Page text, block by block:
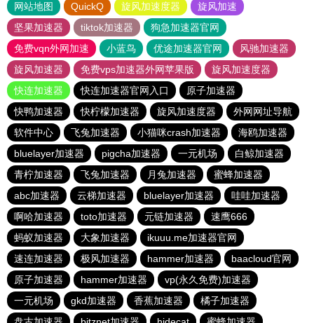
网站地图 QuickQ 旋风加速度器
旋风加速
坚果加速器
tiktok加速器
狗急加速器官网
免费vqn外网加速
小蓝鸟 优途加速器官网
风驰加速器
旋风加速器
免费vps加速器外网苹果版
旋风加速度器
快连加速器
快连加速器官网入口
原子加速器
快鸭加速器
快柠檬加速器 旋风加速度器
外网网址导航
软件中心
飞兔加速器 小猫咪crash加速器
海鸥加速器
bluelayer加速器
pigcha加速器 一元机场
白鲸加速器
青柠加速器
飞兔加速器 月兔加速器
蜜蜂加速器
abc加速器
云梯加速器 bluelayer加速器
哇哇加速器
啊哈加速器
toto加速器 元链加速器
速鹰666
蚂蚁加速器
大象加速器
ikuuu.me加速器官网
速连加速器
极风加速器 hammer加速器
baacloud官网
原子加速器
hammer加速器
vp(永久免费)加速器
一元机场
gkd加速器 香蕉加速器
橘子加速器